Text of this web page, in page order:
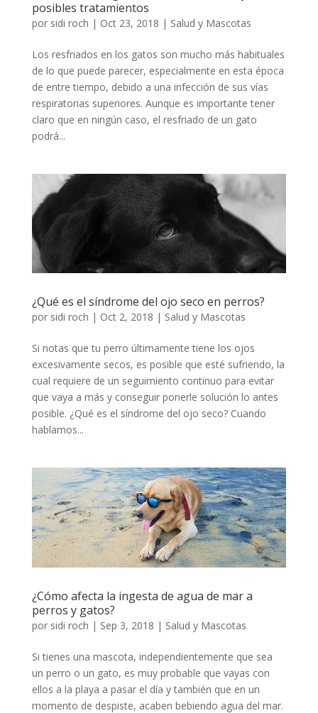
posibles tratamientos
por sidi roch | Oct 23, 2018 | Salud y Mascotas
Los resfriados en los gatos son mucho más habituales
de lo que puede parecer, especialmente en esta época
de entre tiempo, debido a una infección de sus vías
respiratorias superiores. Aunque es importante tener
claro que en ningún caso, el resfriado de un gato
podrá...
¿Qué es el síndrome del ojo seco en perros?
por sidi roch | Oct 2, 2018 | Salud y Mascotas
Si notas que tu perro últimamente tiene los ojos
excesivamente secos, es posible que esté sufriendo, la
cual requiere de un seguimiento continuo para evitar
que vaya a más y conseguir ponerle solución lo antes
posible. ¿Qué es el síndrome del ojo seco? Cuando
hablamos...
¿Cómo afecta la ingesta de agua de mar a
perros y gatos?
por sidi roch | Sep 3, 2018 | Salud y Mascotas
Si tienes una mascota, independientemente que sea
un perro o un gato, es muy probable que vayas con
ellos a la playa a pasar el día y también que en un
momento de despiste, acaben bebiendo agua del mar.